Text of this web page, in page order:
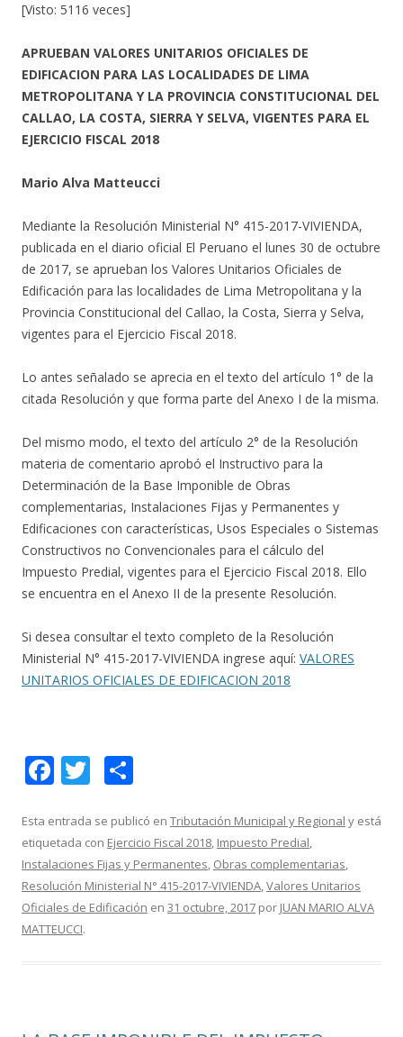
[Visto: 5116 veces]
APRUEBAN VALORES UNITARIOS OFICIALES DE
EDIFICACION PARA LAS LOCALIDADES DE LIMA
METROPOLITANA Y LA PROVINCIA CONSTITUCIONAL DEL
CALLAO, LA COSTA, SIERRA Y SELVA, VIGENTES PARA EL
EJERCICIO FISCAL 2018
Mario Alva Matteucci
Mediante la Resolución Ministerial N° 415-2017-VIVIENDA,
publicada en el diario oficial El Peruano el lunes 30 de octubre
de 2017, se aprueban los Valores Unitarios Oficiales de
Edificación para las localidades de Lima Metropolitana y la
Provincia Constitucional del Callao, la Costa, Sierra y Selva,
vigentes para el Ejercicio Fiscal 2018.
Lo antes señalado se aprecia en el texto del artículo 1° de la
citada Resolución y que forma parte del Anexo I de la misma.
Del mismo modo, el texto del artículo 2° de la Resolución
materia de comentario aprobó el Instructivo para la
Determinación de la Base Imponible de Obras
complementarias, Instalaciones Fijas y Permanentes y
Edificaciones con características, Usos Especiales o Sistemas
Constructivos no Convencionales para el cálculo del
Impuesto Predial, vigentes para el Ejercicio Fiscal 2018. Ello
se encuentra en el Anexo II de la presente Resolución.
Si desea consultar el texto completo de la Resolución
Ministerial N° 415-2017-VIVIENDA ingrese aquí: VALORES
UNITARIOS OFICIALES DE EDIFICACION 2018
F
e
b
o
o
k
T
itt
er
m
p
ar
ti
Esta entrada se publicó en Tributación Municipal y Regional y está
etiquetada con Ejercicio Fiscal 2018, Impuesto Predial,
Instalaciones Fijas y Permanentes, Obras complementarias,
Resolución Ministerial N° 415-2017-VIVIENDA,Valores Unitarios
Oficiales de Edificación en 31 octubre, 2017 por JUAN MARIO ALVA
MATTEUCCI.